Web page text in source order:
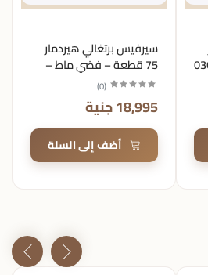
سيرفيس برتغالي هيردمار
75 قطعة – فضي ماط –
047
(
0
)
18,995 جنية
أضف إلى السلة